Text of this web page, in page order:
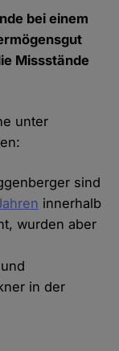
bei einem
Missstände
unter
sind
innerhalb
wurden aber
in der